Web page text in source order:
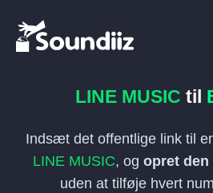
LINE MUSIC til
Indsæt det offentlige link til
LINE MUSIC, og opret den
uden at tilføje hvert